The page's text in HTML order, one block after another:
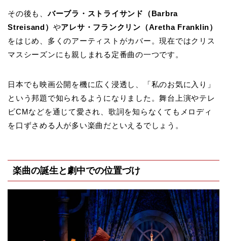
その後も、バーブラ・ストライサンド（Barbra
Streisand） やアレサ・フランクリン（Aretha Franklin）
をはじめ、多くのアーティストがカバー。現在ではクリス
マスシーズンにも親しまれる定番曲の一つです。
日本でも映画公開を機に広く浸透し、「私のお気に入り」
という邦題で知られるようになりました。舞台上演やテレ
ビCMなどを通じて愛され、歌詞を知らなくてもメロディ
を口ずさめる人が多い楽曲だといえるでしょう。
楽曲の誕生と劇中での位置づけ